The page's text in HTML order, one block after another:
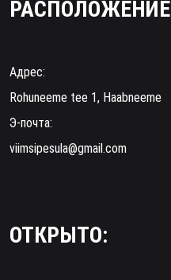
РАСПОЛОЖЕНИЕ
Адрес:
Rohuneeme tee 1, Haabneeme
Э-почта:
viimsipesula@gmail.com
ОТКРЫТО: